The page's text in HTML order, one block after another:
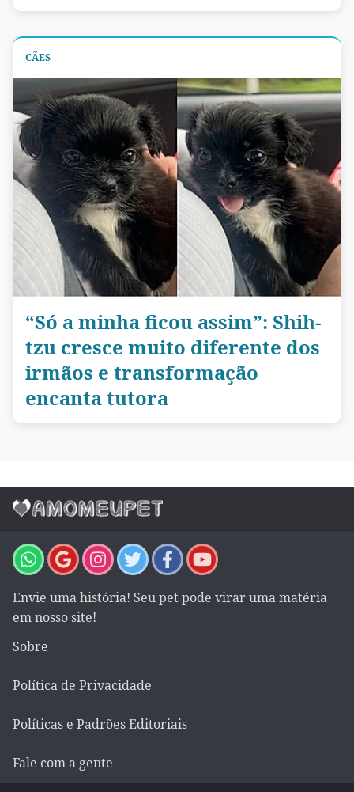
CÃES
“Só a minha ficou assim”: Shih-
tzu cresce muito diferente dos
irmãos e transformação
encanta tutora
Envie uma história! Seu pet pode virar uma matéria
em nosso site!
Sobre
Política de Privacidade
Políticas e Padrões Editoriais
Fale com a gente